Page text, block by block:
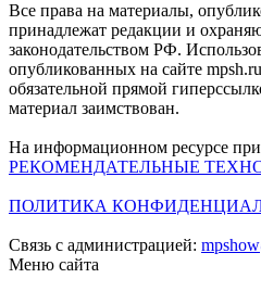
Все права на материалы,
принадлежат редакции и
законодательством РФ.
опубликованных на сайте
обязательной прямой
материал заимствован.
На информационном ресурсе
РЕКОМЕНДАТЕЛЬНЫЕ
ПОЛИТИКА
Связь с администрацией:
Меню сайта